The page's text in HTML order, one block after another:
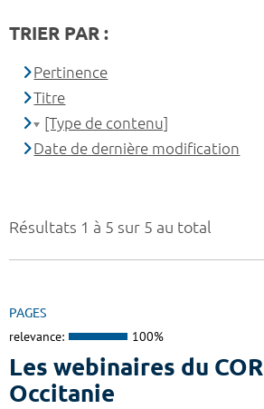
Résultats 1 à 5 sur 5 au total
PAGES
relevance: 100%
Les webinaires du
Occitanie
TRIER PAR :
Pertinence
Titre
[Type de contenu]
Date de dernière modification